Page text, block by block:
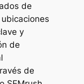
de
y
de
de